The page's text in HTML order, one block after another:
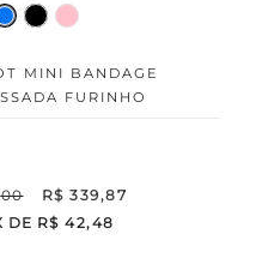
MINI BANDAGE
FURINHO
00 R$ 339,87
DE R$ 42,48